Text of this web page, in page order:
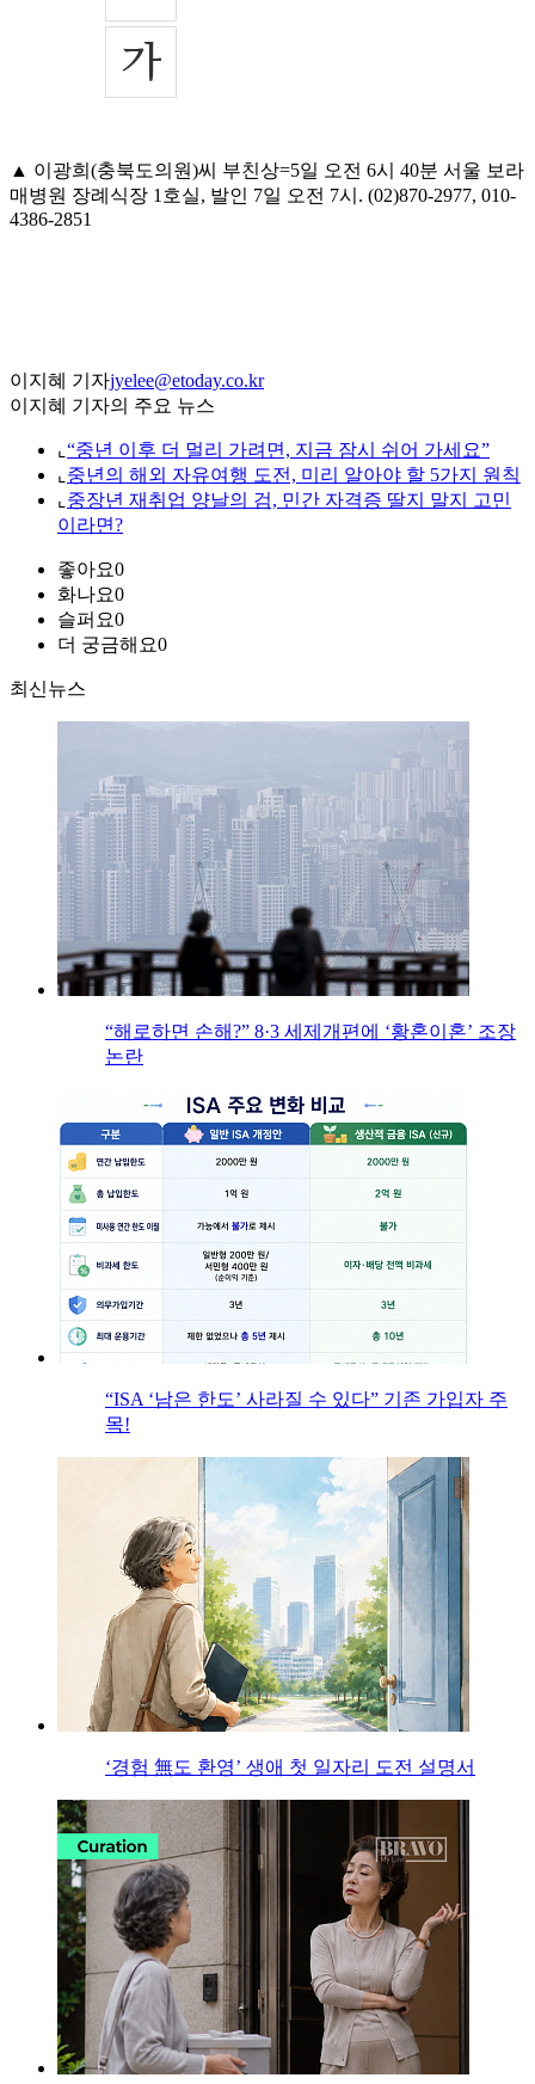
▲ 이광희(충북도의원)씨 부친상=5일 오전 6시 40분 서울 보라
매병원 장례식장 1호실, 발인 7일 오전 7시. (02)870-2977, 010-
4386-2851
이지혜 기자jyelee@etoday.co.kr
이지혜 기자의 주요 뉴스
⌞ “중년 이후 더 멀리 가려면, 지금 잠시 쉬어 가세요”
⌞ 중년의 해외 자유여행 도전, 미리 알아야 할 5가지 원칙
⌞ 중장년 재취업 양날의 검, 민간 자격증 딸지 말지 고민
이라면?
좋아요0
화나요0
슬퍼요0
더 궁금해요0
최신뉴스
“해로하면 손해?” 8·3 세제개편에 ‘황혼이혼’ 조장
논란
“ISA ‘남은 한도’ 사라질 수 있다” 기존 가입자 주
목!
‘경험 無도 환영’ 생애 첫 일자리 도전 설명서